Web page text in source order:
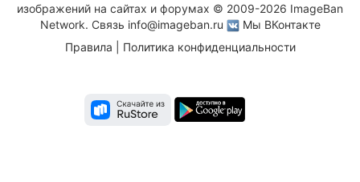
изображений на сайтах и форумах © 2009-2026 ImageBan
Network. Связь info@imageban.ru
Мы ВКонтакте
Правила
Политика конфиденциальности